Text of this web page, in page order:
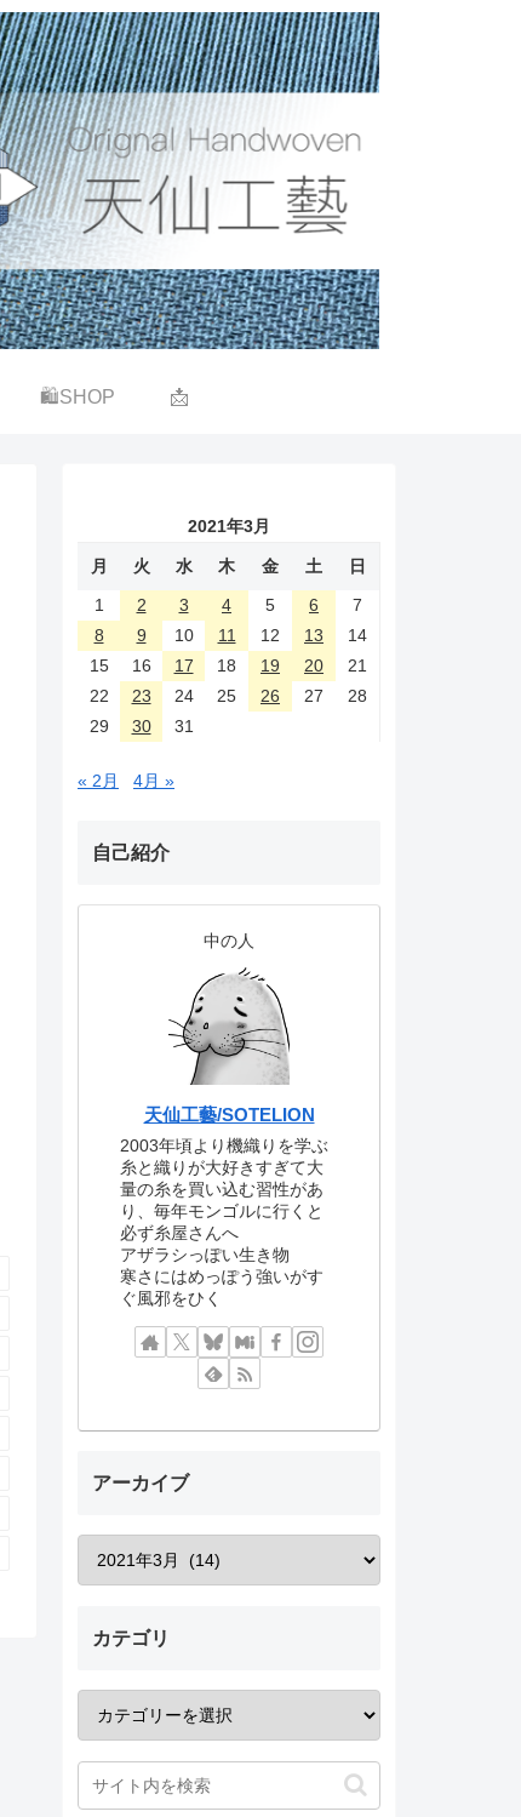
🛍SHOP 📩
2021年3月
月 火 水 木 金 土
日
1
2 3 4 5 6
7
8
9 10 11 12 13
14
15
16 17 18 19 20
21
22
23 24 25 26 27
28
29
30 31
« 2月 4月 »
自己紹介
中の人
天仙工藝/SOTELION
2003年頃より機織りを学ぶ
糸と織りが大好きすぎて大
量の糸を買い込む習性があ
り、毎年モンゴルに行くと
必ず糸屋さんへ
アザラシっぽい生き物
寒さにはめっぽう強いがす
ぐ風邪をひく
アーカイブ
カテゴリ